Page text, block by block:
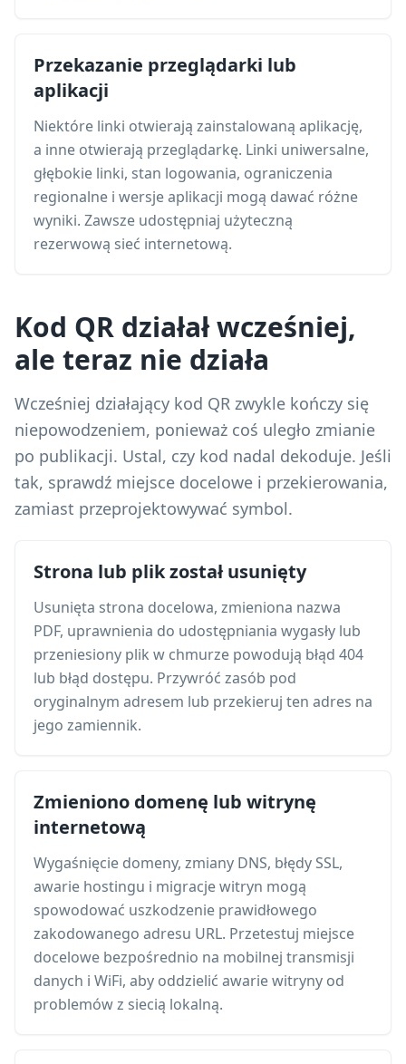
Przekazanie przeglądarki lub
aplikacji
Niektóre linki otwierają zainstalowaną aplikację,
a inne otwierają przeglądarkę. Linki uniwersalne,
głębokie linki, stan logowania, ograniczenia
regionalne i wersje aplikacji mogą dawać różne
wyniki. Zawsze udostępniaj użyteczną
rezerwową sieć internetową.
Kod QR działał wcześniej,
ale teraz nie działa
Wcześniej działający kod QR zwykle kończy się
niepowodzeniem, ponieważ coś uległo zmianie
po publikacji. Ustal, czy kod nadal dekoduje. Jeśli
tak, sprawdź miejsce docelowe i przekierowania,
zamiast przeprojektowywać symbol.
Strona lub plik został usunięty
Usunięta strona docelowa, zmieniona nazwa
PDF, uprawnienia do udostępniania wygasły lub
przeniesiony plik w chmurze powodują błąd 404
lub błąd dostępu. Przywróć zasób pod
oryginalnym adresem lub przekieruj ten adres na
jego zamiennik.
Zmieniono domenę lub witrynę
internetową
Wygaśnięcie domeny, zmiany DNS, błędy SSL,
awarie hostingu i migracje witryn mogą
spowodować uszkodzenie prawidłowego
zakodowanego adresu URL. Przetestuj miejsce
docelowe bezpośrednio na mobilnej transmisji
danych i WiFi, aby oddzielić awarie witryny od
problemów z siecią lokalną.